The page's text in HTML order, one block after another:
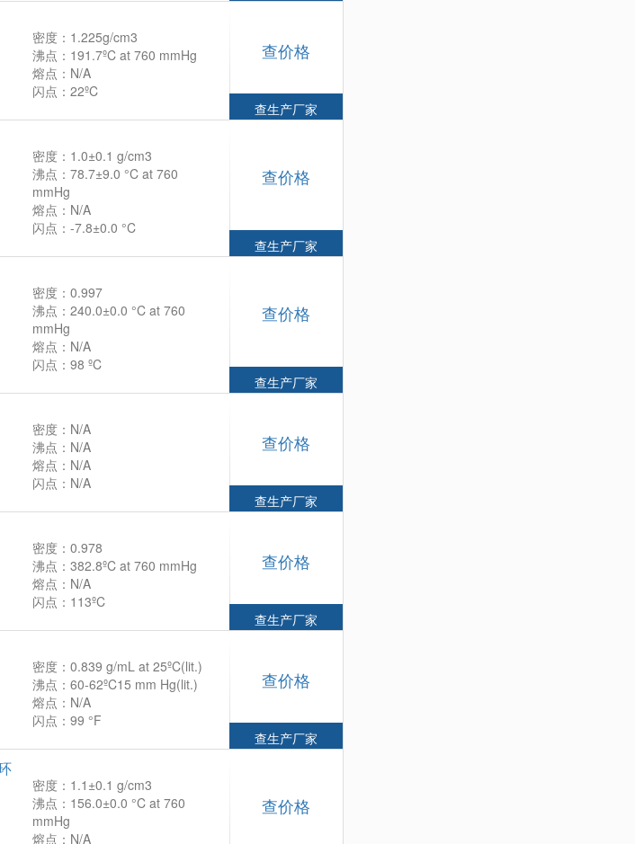
密度：1.225g/cm3
沸点：191.7ºC at 760 mmHg
熔点：N/A
闪点：22ºC
查价格
查生产厂家
密度：1.0±0.1 g/cm3
沸点：78.7±9.0 °C at 760
mmHg
熔点：N/A
闪点：-7.8±0.0 °C
查价格
查生产厂家
密度：0.997
沸点：240.0±0.0 °C at 760
mmHg
熔点：N/A
闪点：98 ºC
查价格
查生产厂家
密度：N/A
沸点：N/A
熔点：N/A
闪点：N/A
查价格
查生产厂家
密度：0.978
沸点：382.8ºC at 760 mmHg
熔点：N/A
闪点：113ºC
查价格
查生产厂家
密度：0.839 g/mL at 25ºC(lit.)
沸点：60-62ºC15 mm Hg(lit.)
熔点：N/A
闪点：99 °F
查价格
查生产厂家
密度：1.1±0.1 g/cm3
沸点：156.0±0.0 °C at 760
mmHg
熔点：N/A
查价格